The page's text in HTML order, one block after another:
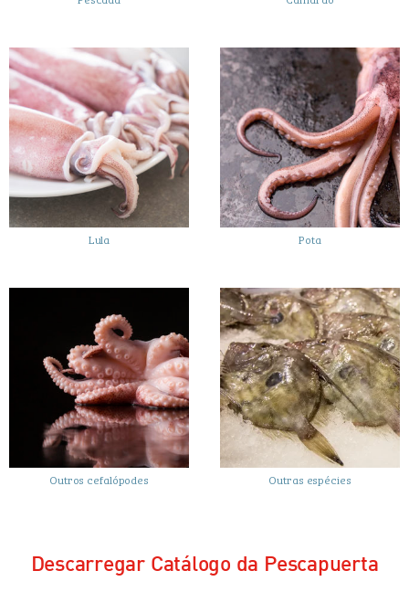
Lula Pota
Outros cefalópodes Outras espécies
Descarregar Catálogo da Pescapuerta